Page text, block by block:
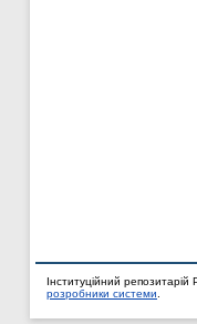
Інституційний
розробники системи